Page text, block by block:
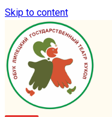
Skip to content